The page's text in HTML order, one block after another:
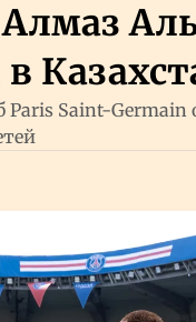
Saint-Germain